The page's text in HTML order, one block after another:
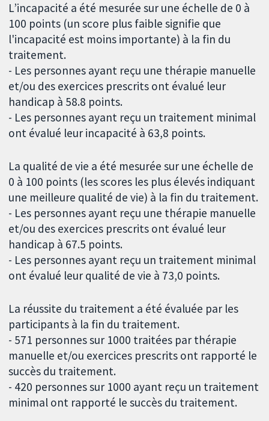
L’incapacité a été mesurée sur une échelle de 0 à
100 points (un score plus faible signifie que
l'incapacité est moins importante) à la fin du
traitement.
- Les personnes ayant reçu une thérapie manuelle
et/ou des exercices prescrits ont évalué leur
handicap à 58.8 points.
- Les personnes ayant reçu un traitement minimal
ont évalué leur incapacité à 63,8 points.
La qualité de vie a été mesurée sur une échelle de
0 à 100 points (les scores les plus élevés indiquant
une meilleure qualité de vie) à la fin du traitement.
- Les personnes ayant reçu une thérapie manuelle
et/ou des exercices prescrits ont évalué leur
handicap à 67.5 points.
- Les personnes ayant reçu un traitement minimal
ont évalué leur qualité de vie à 73,0 points.
La réussite du traitement a été évaluée par les
participants à la fin du traitement.
- 571 personnes sur 1000 traitées par thérapie
manuelle et/ou exercices prescrits ont rapporté le
succès du traitement.
- 420 personnes sur 1000 ayant reçu un traitement
minimal ont rapporté le succès du traitement.